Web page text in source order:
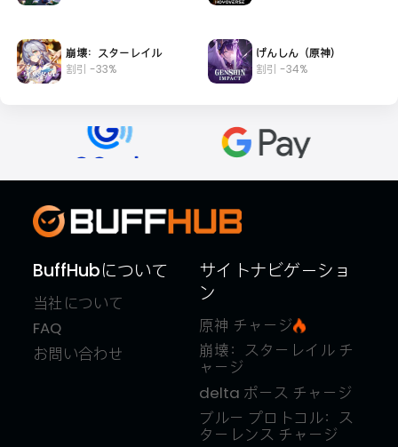
崩壊：スターレイル
割引 -33%
げんしん（原神）
割引 -34%
BuffHubについて
当社について
FAQ
お問い合わせ
サイトナビゲーショ
ン
原神 チャージ
崩壊：スターレイル チ
ャージ
delta ポース チャージ
ブルー プロトコル：ス
ターレンス チャージ